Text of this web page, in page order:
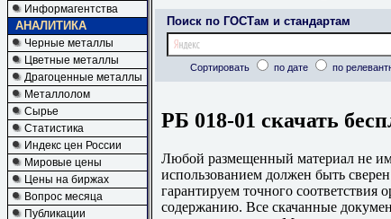
Информагентства
АНАЛИТИКА
Черные металлы
Цветные металлы
Драгоценные металлы
Металлолом
Сырье
Статистика
Индекс цен России
Мировые цены
Цены на биржах
Вопрос месяца
Публикации
Поиск по ГОСТам и стандартам
Сортировать по дате по
РБ 018-01 скачать
Любой размещенный материал не
использованием должен быть
гарантируем точного соответствия
содержанию. Все скачанные